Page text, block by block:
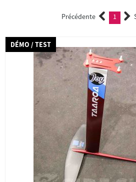
Précédente 1
DÉMO / TEST